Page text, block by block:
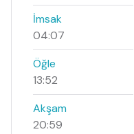
İmsak
04:07
Öğle
13:52
Akşam
20:59